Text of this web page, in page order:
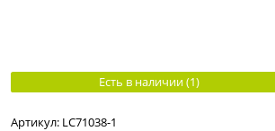
Есть в наличии (1)
Артикул: LC71038-1